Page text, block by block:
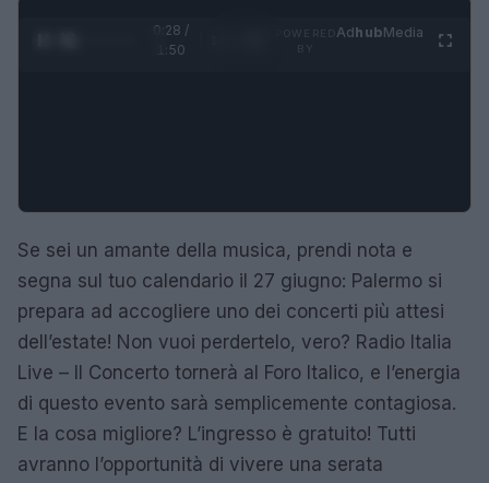
0:29 /
1:50
AdhubMedia
Se sei un amante della musica, prendi nota e
segna sul tuo calendario il 27 giugno: Palermo si
prepara ad accogliere uno dei concerti più attesi
dell’estate! Non vuoi perdertelo, vero? Radio Italia
Live – Il Concerto tornerà al Foro Italico, e l’energia
di questo evento sarà semplicemente contagiosa.
E la cosa migliore? L’ingresso è gratuito! Tutti
avranno l’opportunità di vivere una serata